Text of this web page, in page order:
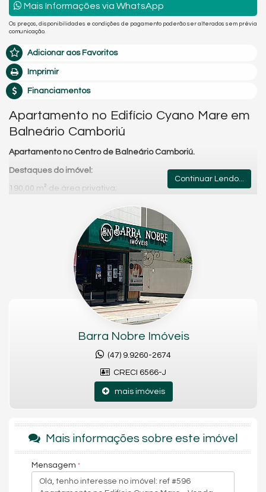
Mais Informações via WhatsApp
Os preços, disponibilidades e condições de pagamento poderão ser alterados sem prévia
comunicação.
Adicionar aos Favoritos
Imprimir
Financiamentos
Apartamento no Edifício Cyano Mare em
Balneário Camboriú
Apartamento no Centro de Balneário Camboriú.
Destaques do imóvel:
190,00 m² de área privativa;
Ampla área social integrada;
3 vagas de garagem;
Acabamentos de alto padrão;
Empreendimento com área de lazer completa;
Localização privilegiada.
01 Apartamento por andar
Academia
Sala de jogos
Espaço gourmet
Brinquedoteca
Características do Imóvel
Continuar Lendo...
Barra Nobre Imóveis
(47) 9.9260-2674
CRECI 6566-J
mais imóveis
Mais informações sobre este imóvel
Mensagem